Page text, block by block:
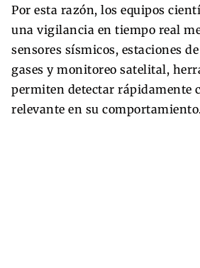
Por esta razón, los equipos
una vigilancia en tiempo real
sensores sísmicos, estaciones
gases y monitoreo satelital,
permiten detectar rápidamente
relevante en su comportamiento.